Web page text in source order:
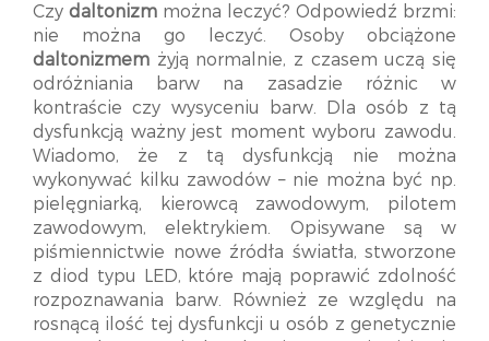
Czy daltonizm można leczyć? Odpowiedź brzmi:
nie można go leczyć. Osoby obciążone
daltonizmem żyją normalnie, z czasem uczą się
odróżniania barw na zasadzie różnic w
kontraście czy wysyceniu barw. Dla osób z tą
dysfunkcją ważny jest moment wyboru zawodu.
Wiadomo, że z tą dysfunkcją nie można
wykonywać kilku zawodów – nie można być np.
pielęgniarką, kierowcą zawodowym, pilotem
zawodowym, elektrykiem. Opisywane są w
piśmiennictwie nowe źródła światła, stworzone
z diod typu LED, które mają poprawić zdolność
rozpoznawania barw. Również ze względu na
rosnącą ilość tej dysfunkcji u osób z genetycznie